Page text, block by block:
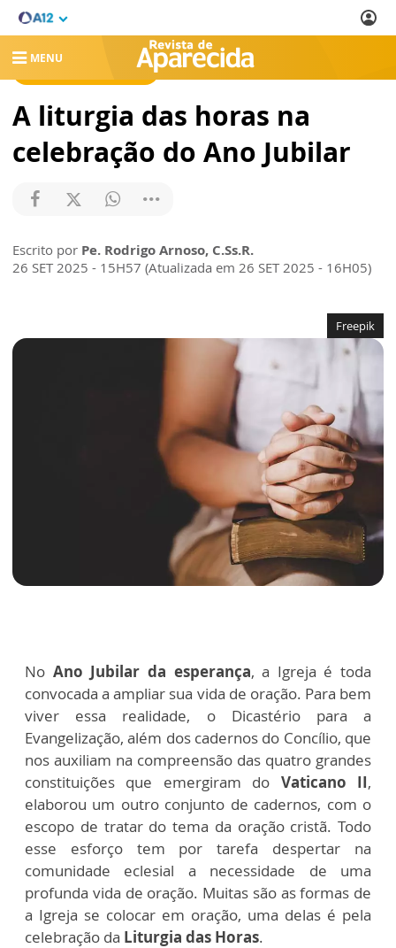
MENU
REVISTA DE APARECIDA
A liturgia das horas na
celebração do Ano Jubilar
Escrito por Pe. Rodrigo Arnoso, C.Ss.R.
26 SET 2025 - 15H57 (Atualizada em 26 SET 2025 - 16H05)
Freepik
No Ano Jubilar da esperança, a Igreja é toda
convocada a ampliar sua vida de oração. Para bem
viver essa realidade, o Dicastério para a
Evangelização, além dos cadernos do Concílio, que
nos auxiliam na compreensão das quatro grandes
constituições que emergiram do Vaticano II,
elaborou um outro conjunto de cadernos, com o
escopo de tratar do tema da oração cristã. Todo
esse esforço tem por tarefa despertar na
comunidade eclesial a necessidade de uma
profunda vida de oração. Muitas são as formas de
a Igreja se colocar em oração, uma delas é pela
celebração da Liturgia das Horas.